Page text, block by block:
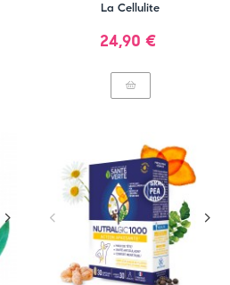
La Cellulite
Prix
24,90 €